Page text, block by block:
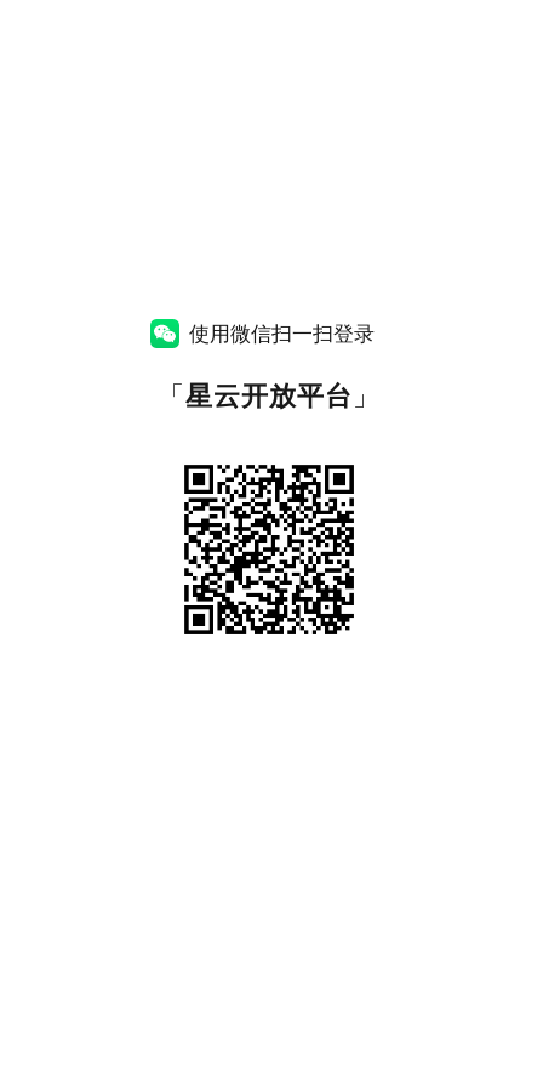
使用微信扫一扫登录
「星云开放平台 」